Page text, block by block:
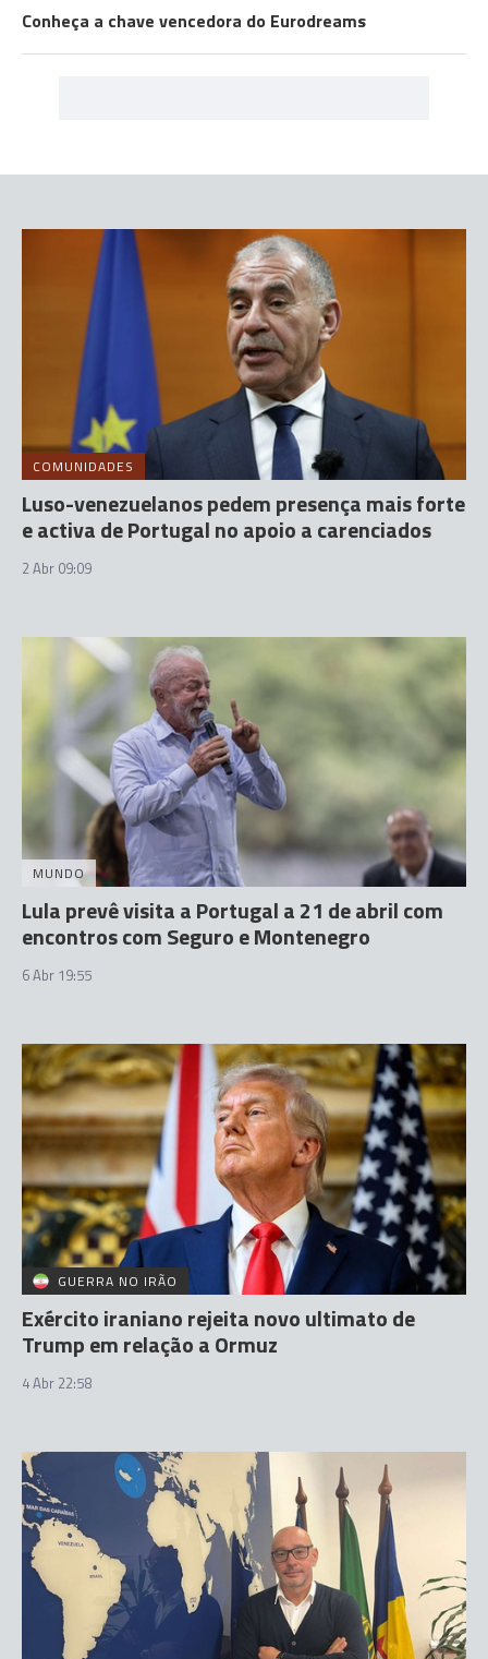
Conheça a chave vencedora do Eurodreams
COMUNIDADES
Luso-venezuelanos pedem presença mais forte
e activa de Portugal no apoio a carenciados
2 Abr 09:09
MUNDO
Lula prevê visita a Portugal a 21 de abril com
encontros com Seguro e Montenegro
6 Abr 19:55
GUERRA NO IRÃO
Exército iraniano rejeita novo ultimato de
Trump em relação a Ormuz
4 Abr 22:58